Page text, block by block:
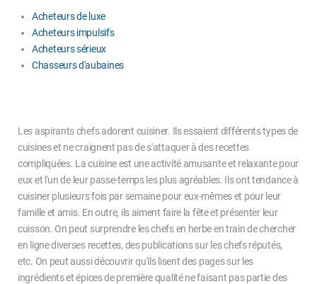
Acheteurs de luxe
Acheteurs impulsifs
Acheteurs sérieux
Chasseurs d'aubaines
Les aspirants chefs adorent cuisiner. Ils essaient différents types de
cuisines et ne craignent pas de s'attaquer à des recettes
compliquées. La cuisine est une activité amusante et relaxante pour
eux et l'un de leur passe-temps les plus agréables. Ils ont tendance à
cuisiner plusieurs fois par semaine pour eux-mêmes et pour leur
famille et amis. En outre, ils aiment faire la fête et présenter leur
cuisson. On peut surprendre les chefs en herbe en train de chercher
en ligne diverses recettes, des publications sur les chefs réputés,
etc. On peut aussi découvrir qu'ils lisent des pages sur les
ingrédients et épices de première qualité ne faisant pas partie des